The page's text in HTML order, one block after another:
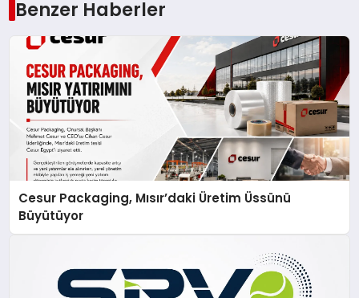
Benzer Haberler
Cesur Packaging, Mısır’daki Üretim Üssünü
Büyütüyor